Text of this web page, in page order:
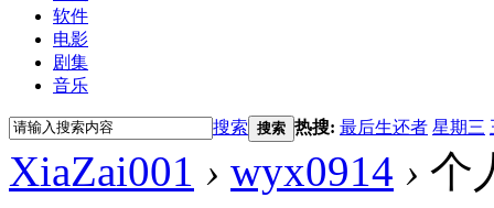
软件
电影
剧集
音乐
搜索 搜索 热搜: 最后生还者 星期三
XiaZai001 › wyx0914 › 个